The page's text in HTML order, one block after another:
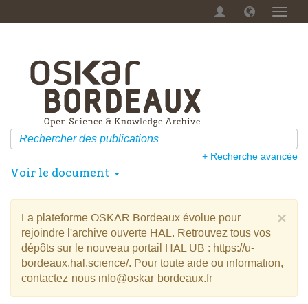
Menu
+ Recherche avancée
Voir le document
×
La plateforme OSKAR Bordeaux évolue pour
rejoindre l'archive ouverte HAL. Retrouvez tous vos
dépôts sur le nouveau portail HAL UB : https://u-
bordeaux.hal.science/. Pour toute aide ou information,
contactez-nous info@oskar-bordeaux.fr